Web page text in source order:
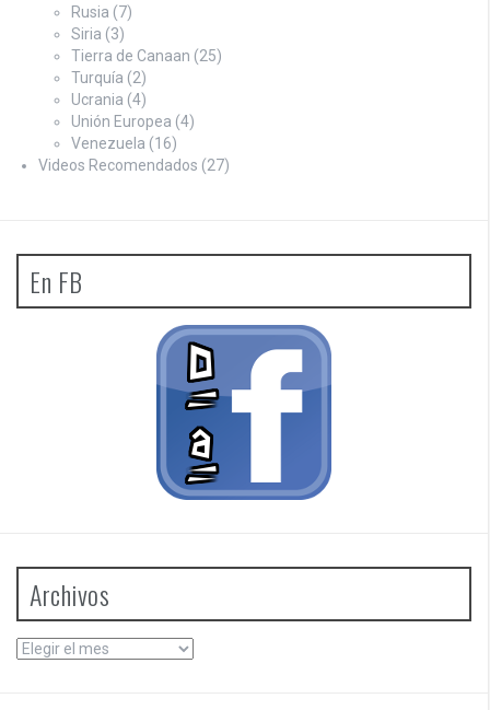
Rusia (7)
Siria (3)
Tierra de Canaan (25)
Turquía (2)
Ucrania (4)
Unión Europea (4)
Venezuela (16)
Videos Recomendados (27)
En FB
Archivos
Archivos